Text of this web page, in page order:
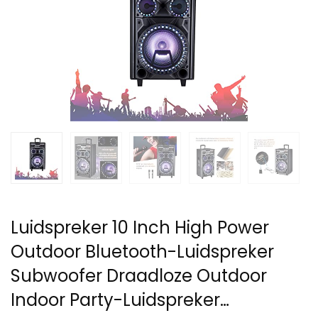
Luidspreker 10 Inch High Power
Outdoor Bluetooth-Luidspreker
Subwoofer Draadloze Outdoor
Indoor Party-Luidspreker…